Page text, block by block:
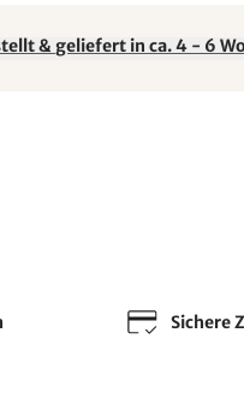
& geliefert in ca. 4 - 6
Sichere